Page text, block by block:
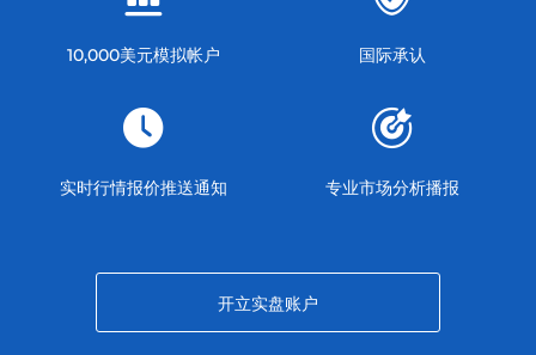
10,000美元模拟帐户 国际承认
实时行情报价推送通知 专业市场分析播报
开立实盘账户